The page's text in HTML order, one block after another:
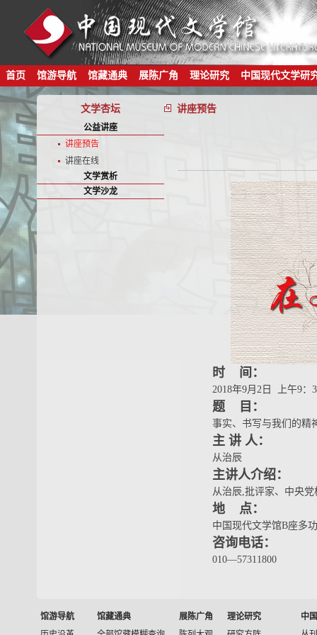
首页 馆游导航 馆藏通典 展陈广角 理论研究 中国现代文学研
文学杏坛 讲座预告
公益讲座
讲座预告
讲座在线
文学赏析
文学沙龙
时 间：
2018年9月2日 上午9：
题 目：
事实、书写与我们的
主 讲 人：
从治辰
主讲人介绍：
从治辰,批评家、中央党
地 点：
中国现代文学馆B座多
咨询电话：
010—57311800
馆游导航
馆藏通典
展陈广角
理论研究
中